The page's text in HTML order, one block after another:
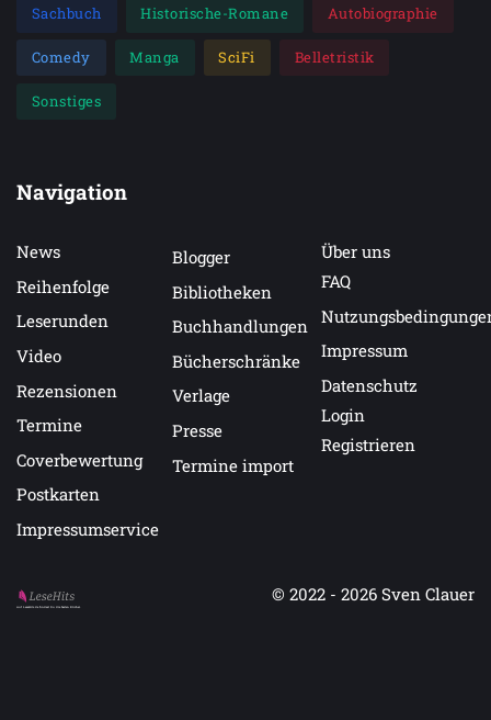
Sachbuch Historische-Romane Autobiographie
Comedy Manga SciFi Belletristik
Sonstiges
Navigation
News
Reihenfolge
Leserunden
Video
Rezensionen
Termine
Coverbewertung
Postkarten
Impressumservice
Blogger
Bibliotheken
Buchhandlungen
Bücherschränke
Verlage
Presse
Termine import
Über uns
FAQ
Impressum
Datenschutz
Login
Registrieren
Auf LeseHits.de findest Du die besten Bücher.
© 2022 - 2026 Sven Clauer